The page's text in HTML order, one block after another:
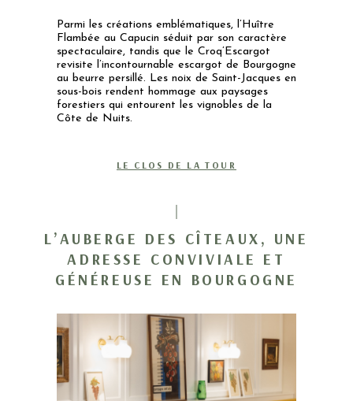
Parmi les créations emblématiques, l’Huître
Flambée au Capucin séduit par son caractère
spectaculaire, tandis que le Croq’Escargot
revisite l’incontournable escargot de Bourgogne
au beurre persillé. Les noix de Saint-Jacques en
sous-bois rendent hommage aux paysages
forestiers qui entourent les vignobles de la
Côte de Nuits.
LE CLOS DE LA TOUR
L’AUBERGE DES CÎTEAUX, UNE
ADRESSE CONVIVIALE ET
GÉNÉREUSE EN BOURGOGNE